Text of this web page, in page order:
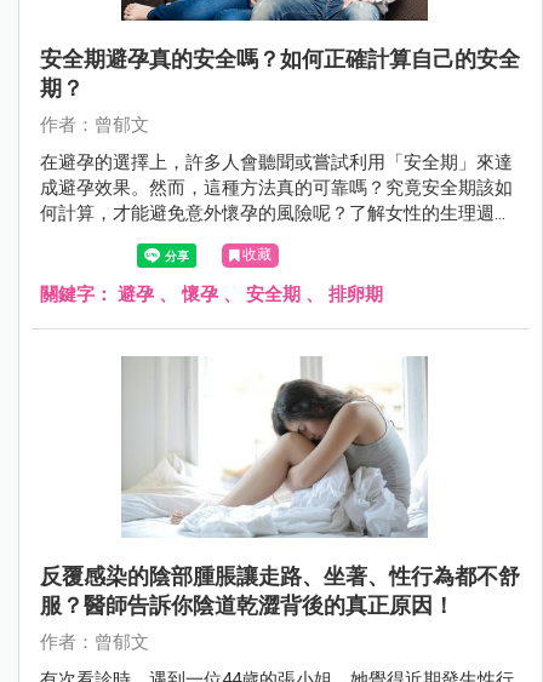
安全期避孕真的安全嗎？如何正確計算自己的安全
期？
作者：曾郁文
在避孕的選擇上，許多人會聽聞或嘗試利用「安全期」來達
成避孕效果。然而，這種方法真的可靠嗎？究竟安全期該如
何計算，才能避免意外懷孕的風險呢？了解女性的生理週期
運作，解析何時最容易受孕，才能去判斷安全期是否真的安
收藏
關鍵字： 避孕 、懷孕 、 安全期 、 排卵期
反覆感染的陰部腫脹讓走路、坐著、性行為都不舒
服？醫師告訴你陰道乾澀背後的真正原因！
作者：曾郁文